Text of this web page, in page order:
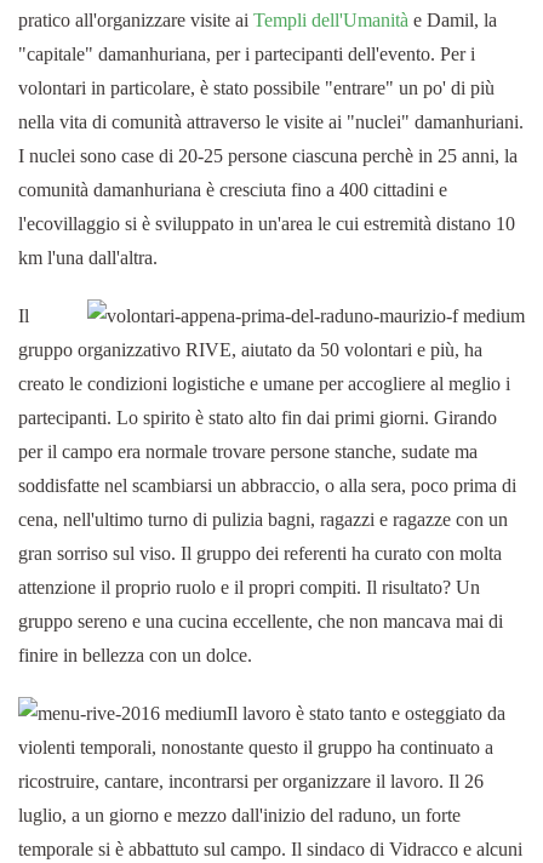
pratico all'organizzare visite ai Templi dell'Umanità e Damil, la
"capitale" damanhuriana, per i partecipanti dell'evento. Per i
volontari in particolare, è stato possibile "entrare" un po' di più
nella vita di comunità attraverso le visite ai "nuclei" damanhuriani.
I nuclei sono case di 20-25 persone ciascuna perchè in 25 anni, la
comunità damanhuriana è cresciuta fino a 400 cittadini e
l'ecovillaggio si è sviluppato in un'area le cui estremità distano 10
km l'una dall'altra.
Il
gruppo organizzativo RIVE, aiutato da 50 volontari e più, ha
creato le condizioni logistiche e umane per accogliere al meglio i
partecipanti. Lo spirito è stato alto fin dai primi giorni. Girando
per il campo era normale trovare persone stanche, sudate ma
soddisfatte nel scambiarsi un abbraccio, o alla sera, poco prima di
cena, nell'ultimo turno di pulizia bagni, ragazzi e ragazze con un
gran sorriso sul viso. Il gruppo dei referenti ha curato con molta
attenzione il proprio ruolo e il propri compiti. Il risultato? Un
gruppo sereno e una cucina eccellente, che non mancava mai di
finire in bellezza con un dolce.
Il lavoro è stato tanto e osteggiato da
violenti temporali, nonostante questo il gruppo ha continuato a
ricostruire, cantare, incontrarsi per organizzare il lavoro. Il 26
luglio, a un giorno e mezzo dall'inizio del raduno, un forte
temporale si è abbattuto sul campo. Il sindaco di Vidracco e alcuni